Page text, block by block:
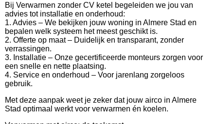
Bij Verwarmen zonder CV ketel begeleiden we jou van
advies tot installatie en onderhoud:
1. Advies – We bekijken jouw woning in Almere Stad en
bepalen welk systeem het meest geschikt is.
2. Offerte op maat – Duidelijk en transparant, zonder
verrassingen.
3. Installatie – Onze gecertificeerde monteurs zorgen voor
een snelle en nette plaatsing.
4. Service en onderhoud – Voor jarenlang zorgeloos
gebruik.
Met deze aanpak weet je zeker dat jouw airco in Almere
Stad optimaal werkt voor verwarmen én koelen.